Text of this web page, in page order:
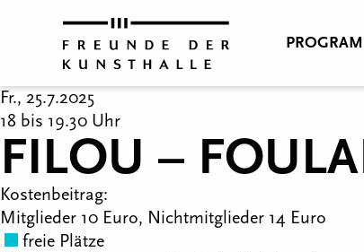
Fr., 25.7.2025
18 bis 19.30 Uhr
FILOU –
Kostenbeitrag:
Mitglieder 10 Euro, Nichtmitglieder 14 Euro
freie Plätze